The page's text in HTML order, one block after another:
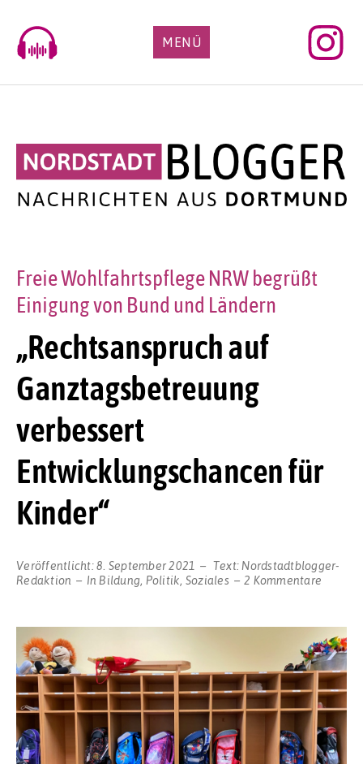
content
MENÜ
„Rechtsanspruch auf
Ganztagsbetreuung
verbessert
Entwicklungschancen für
Kinder“
Freie Wohlfahrtspflege NRW begrüßt
Einigung von Bund und Ländern
Veröffentlicht:8. September 2021 Text: Nordstadtblogger-
Redaktion
In Bildung, Politik, Soziales 2 Kommentare
für
Kinder“